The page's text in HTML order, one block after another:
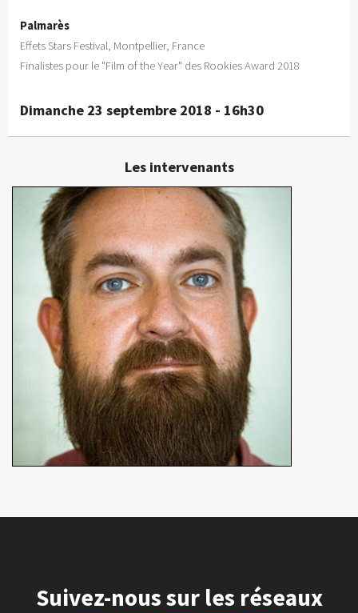
Palmarès
Effets Stars Festival, Montpellier, France
Finalistes pour le "Film of the Year" des Rookies Award 2018
Dimanche 23 septembre 2018 - 16h30
Les intervenants
Anthony Voisin
Chef de projet 3D
En détails
Suivez-nous sur les réseaux